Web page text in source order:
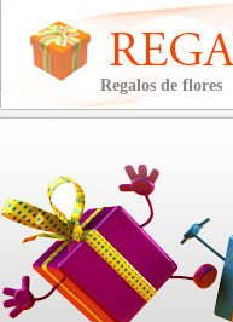
Regalos de flores